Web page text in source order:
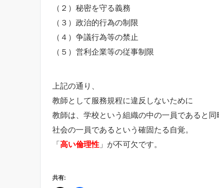
（２）秘密を守る義務
（３）政治的行為の制限
（４）争議行為等の禁止
（５）営利企業等の従事制限
上記の通り、
教師として服務規程に違反しないために
教師は、学校という組織の中の一員であると同
社会の一員であるという確固たる自覚。
「高い倫理性 」が不可欠です。
共有: